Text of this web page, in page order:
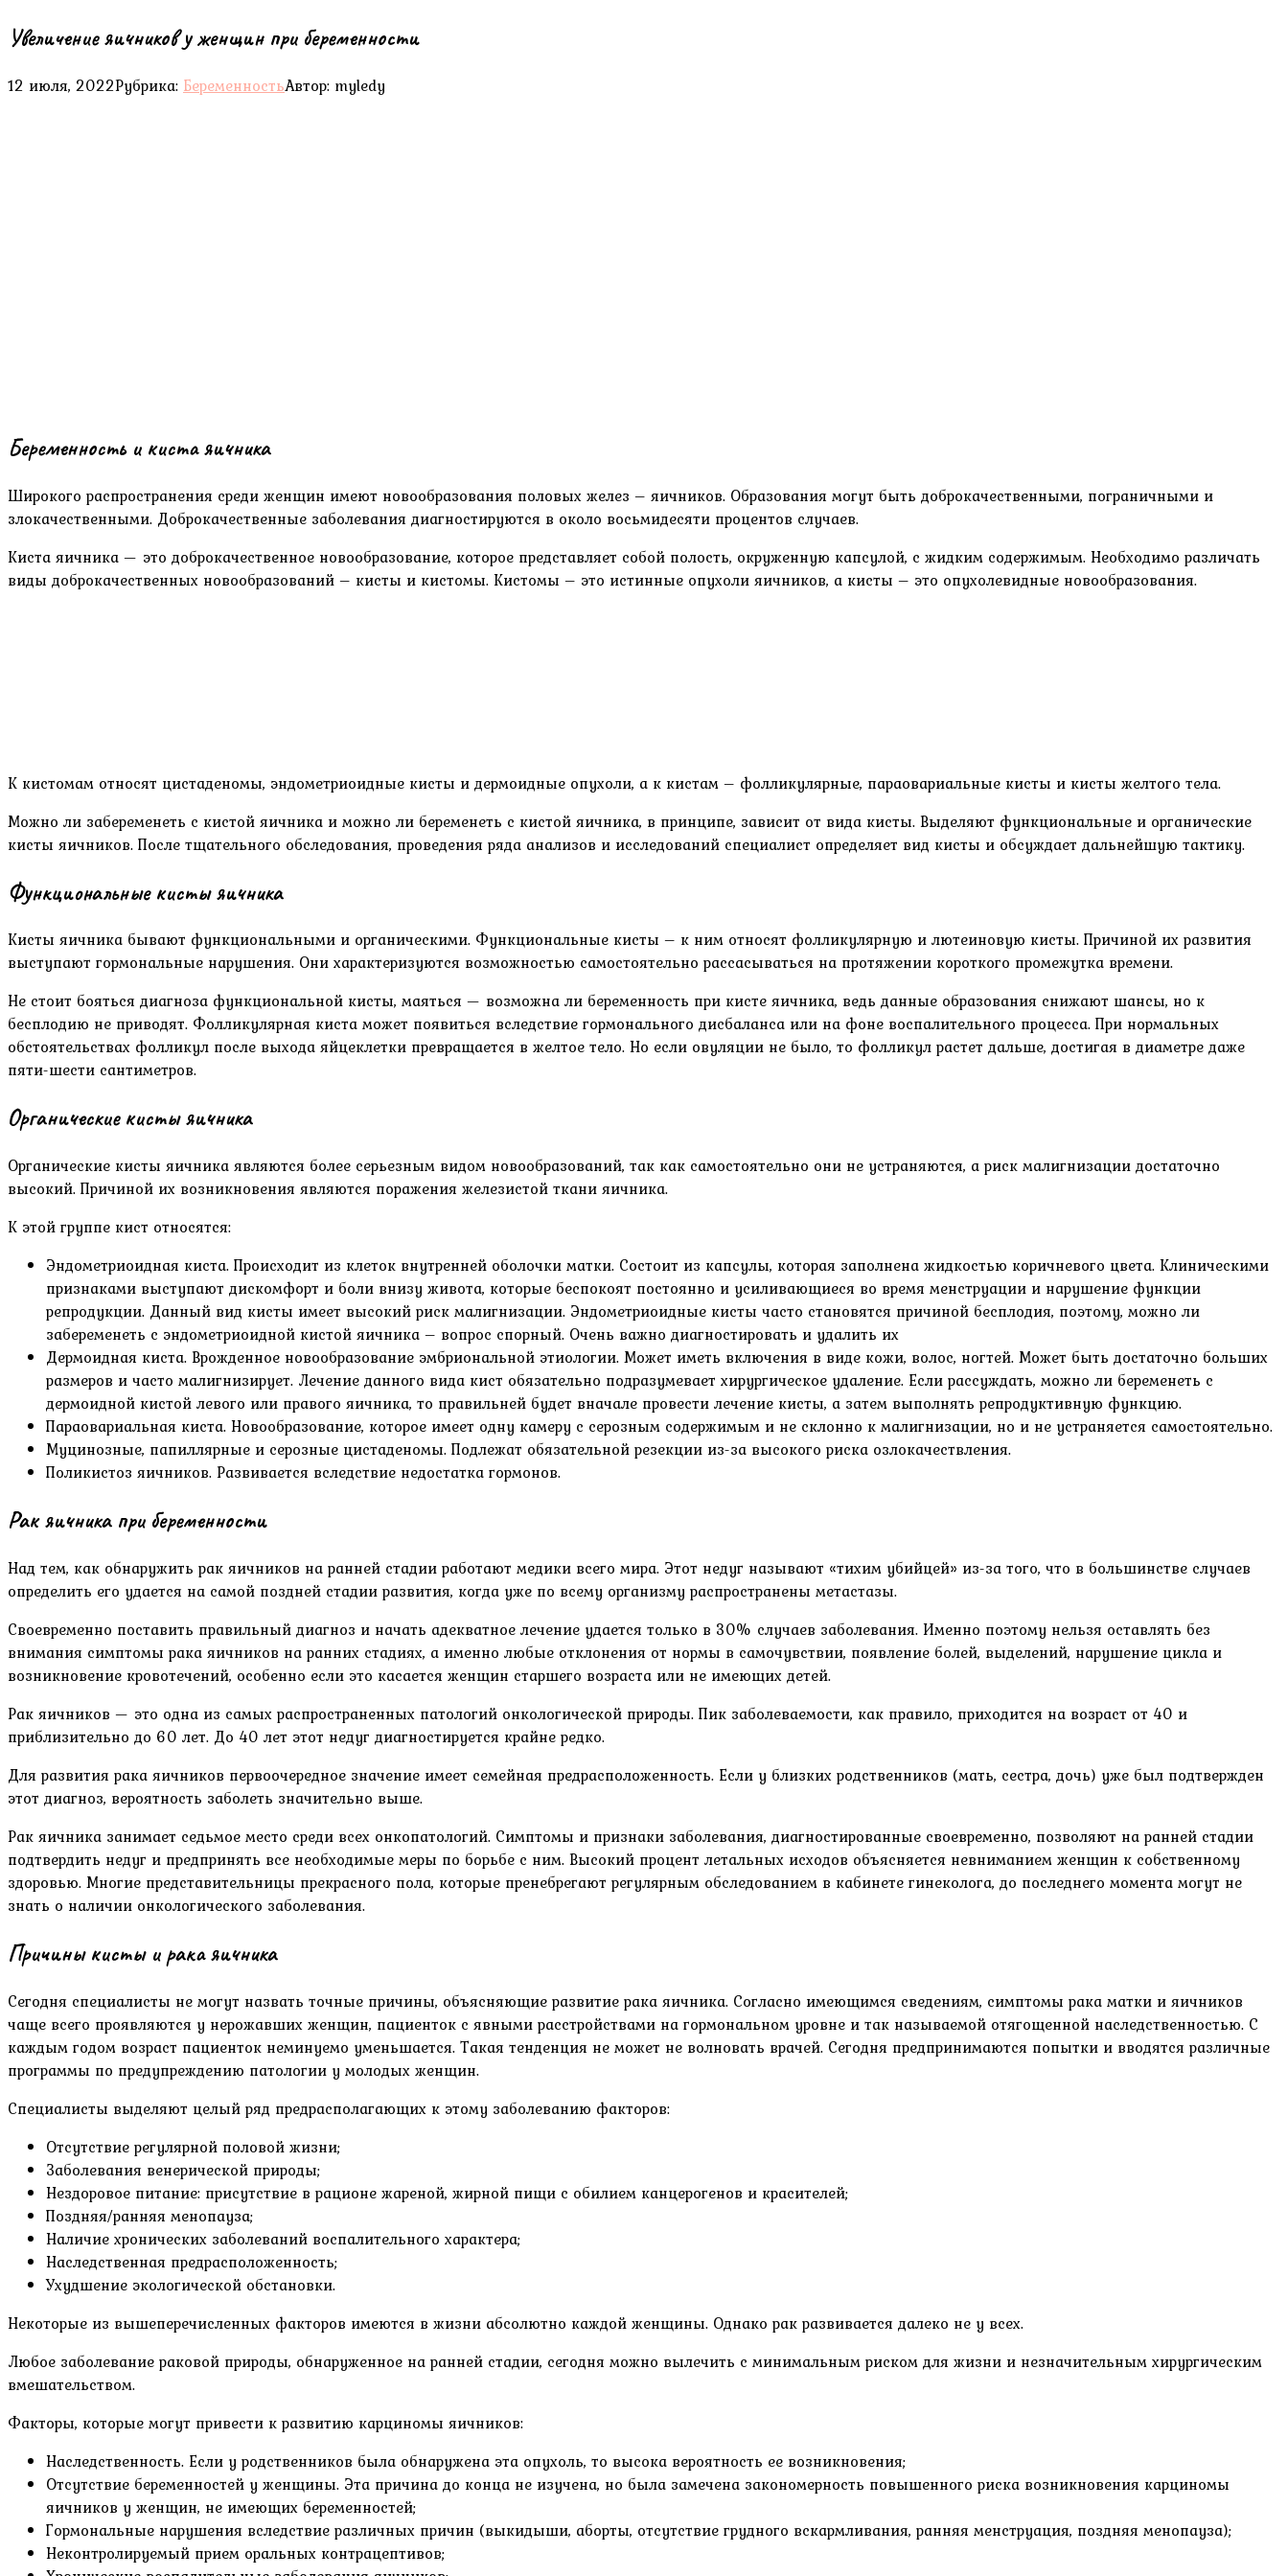
Увеличение яичников у женщин при беременности
12 июля, 2022Рубрика: БеременностьАвтор: myledy
Беременность и киста яичника
Широкого распространения среди женщин имеют новообразования половых желез – яичников. Образования могут быть доброкачественными, пограничными и
злокачественными. Доброкачественные заболевания диагностируются в около восьмидесяти процентов случаев.
Киста яичника — это доброкачественное новообразование, которое представляет собой полость, окруженную капсулой, с жидким содержимым. Необходимо различать
виды доброкачественных новообразований – кисты и кистомы. Кистомы – это истинные опухоли яичников, а кисты – это опухолевидные новообразования.
К кистомам относят цистаденомы, эндометриоидные кисты и дермоидные опухоли, а к кистам – фолликулярные, параовариальные кисты и кисты желтого тела.
Можно ли забеременеть с кистой яичника и можно ли беременеть с кистой яичника, в принципе, зависит от вида кисты. Выделяют функциональные и органические
кисты яичников. После тщательного обследования, проведения ряда анализов и исследований специалист определяет вид кисты и обсуждает дальнейшую тактику.
Функциональные кисты яичника
Кисты яичника бывают функциональными и органическими. Функциональные кисты – к ним относят фолликулярную и лютеиновую кисты. Причиной их развития
выступают гормональные нарушения. Они характеризуются возможностью самостоятельно рассасываться на протяжении короткого промежутка времени.
Не стоит бояться диагноза функциональной кисты, маяться — возможна ли беременность при кисте яичника, ведь данные образования снижают шансы, но к
бесплодию не приводят. Фолликулярная киста может появиться вследствие гормонального дисбаланса или на фоне воспалительного процесса. При нормальных
обстоятельствах фолликул после выхода яйцеклетки превращается в желтое тело. Но если овуляции не было, то фолликул растет дальше, достигая в диаметре даже
пяти-шести сантиметров.
Органические кисты яичника
Органические кисты яичника являются более серьезным видом новообразований, так как самостоятельно они не устраняются, а риск малигнизации достаточно
высокий. Причиной их возникновения являются поражения железистой ткани яичника.
К этой группе кист относятся:
Эндометриоидная киста. Происходит из клеток внутренней оболочки матки. Состоит из капсулы, которая заполнена жидкостью коричневого цвета. Клиническими
признаками выступают дискомфорт и боли внизу живота, которые беспокоят постоянно и усиливающиеся во время менструации и нарушение функции
репродукции. Данный вид кисты имеет высокий риск малигнизации. Эндометриоидные кисты часто становятся причиной бесплодия, поэтому, можно ли
забеременеть с эндометриоидной кистой яичника – вопрос спорный. Очень важно диагностировать и удалить их
Дермоидная киста. Врожденное новообразование эмбриональной этиологии. Может иметь включения в виде кожи, волос, ногтей. Может быть достаточно больших
размеров и часто малигнизирует. Лечение данного вида кист обязательно подразумевает хирургическое удаление. Если рассуждать, можно ли беременеть с
дермоидной кистой левого или правого яичника, то правильней будет вначале провести лечение кисты, а затем выполнять репродуктивную функцию.
Параовариальная киста. Новообразование, которое имеет одну камеру с серозным содержимым и не склонно к малигнизации, но и не устраняется самостоятельно.
Муцинозные, папиллярные и серозные цистаденомы. Подлежат обязательной резекции из-за высокого риска озлокачествления.
Поликистоз яичников. Развивается вследствие недостатка гормонов.
Рак яичника при беременности
Над тем, как обнаружить рак яичников на ранней стадии работают медики всего мира. Этот недуг называют «тихим убийцей» из-за того, что в большинстве случаев
определить его удается на самой поздней стадии развития, когда уже по всему организму распространены метастазы.
Своевременно поставить правильный диагноз и начать адекватное лечение удается только в 30% случаев заболевания. Именно поэтому нельзя оставлять без
внимания симптомы рака яичников на ранних стадиях, а именно любые отклонения от нормы в самочувствии, появление болей, выделений, нарушение цикла и
возникновение кровотечений, особенно если это касается женщин старшего возраста или не имеющих детей.
Рак яичников — это одна из самых распространенных патологий онкологической природы. Пик заболеваемости, как правило, приходится на возраст от 40 и
приблизительно до 60 лет. До 40 лет этот недуг диагностируется крайне редко.
Для развития рака яичников первоочередное значение имеет семейная предрасположенность. Если у близких родственников (мать, сестра, дочь) уже был подтвержден
этот диагноз, вероятность заболеть значительно выше.
Рак яичника занимает седьмое место среди всех онкопатологий. Симптомы и признаки заболевания, диагностированные своевременно, позволяют на ранней стадии
подтвердить недуг и предпринять все необходимые меры по борьбе с ним. Высокий процент летальных исходов объясняется невниманием женщин к собственному
здоровью. Многие представительницы прекрасного пола, которые пренебрегают регулярным обследованием в кабинете гинеколога, до последнего момента могут не
знать о наличии онкологического заболевания.
Причины кисты и рака яичника
Сегодня специалисты не могут назвать точные причины, объясняющие развитие рака яичника. Согласно имеющимся сведениям, симптомы рака матки и яичников
чаще всего проявляются у нерожавших женщин, пациенток с явными расстройствами на гормональном уровне и так называемой отягощенной наследственностью. С
каждым годом возраст пациенток неминуемо уменьшается. Такая тенденция не может не волновать врачей. Сегодня предпринимаются попытки и вводятся различные
программы по предупреждению патологии у молодых женщин.
Специалисты выделяют целый ряд предрасполагающих к этому заболеванию факторов:
Отсутствие регулярной половой жизни;
Заболевания венерической природы;
Нездоровое питание: присутствие в рационе жареной, жирной пищи с обилием канцерогенов и красителей;
Поздняя/ранняя менопауза;
Наличие хронических заболеваний воспалительного характера;
Наследственная предрасположенность;
Ухудшение экологической обстановки.
Некоторые из вышеперечисленных факторов имеются в жизни абсолютно каждой женщины. Однако рак развивается далеко не у всех.
Любое заболевание раковой природы, обнаруженное на ранней стадии, сегодня можно вылечить с минимальным риском для жизни и незначительным хирургическим
вмешательством.
Факторы, которые могут привести к развитию карциномы яичников:
Наследственность. Если у родственников была обнаружена эта опухоль, то высока вероятность ее возникновения;
Отсутствие беременностей у женщины. Эта причина до конца не изучена, но была замечена закономерность повышенного риска возникновения карциномы
яичников у женщин, не имеющих беременностей;
Гормональные нарушения вследствие различных причин (выкидыши, аборты, отсутствие грудного вскармливания, ранняя менструация, поздняя менопауза);
Неконтролируемый прием оральных контрацептивов;